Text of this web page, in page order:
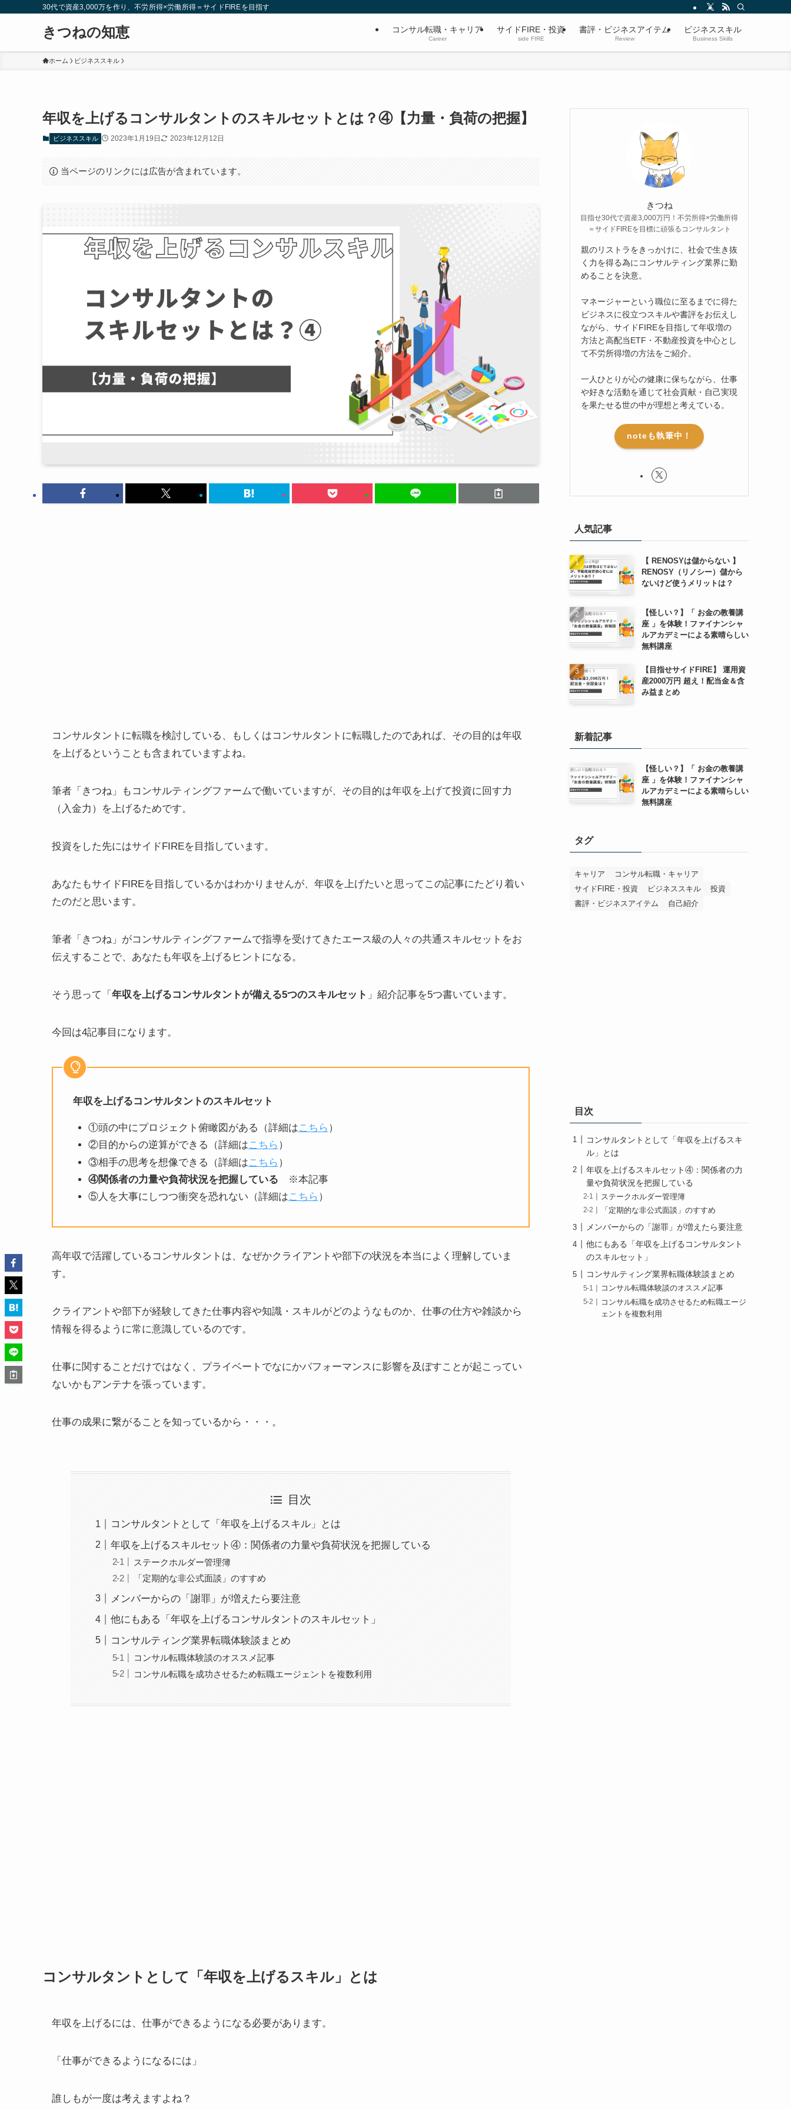
30代で資産3,000万を作り、不労所得×労働所得＝サイドFIREを目指す
きつねの知恵 コンサル転職・キャリア
Career
サイドFIRE・投資
side FIRE
書評・ビジネスアイテム
Review
ビジネススキル
Business Skills
ホーム ビジネススキル
年収を上げるコンサルタントのスキルセットとは？④【力量・負荷の把握】
ビジネススキル 2023年1月19日 2023年12月12日
当ページのリンクには広告が含まれています。
コンサルタントに転職を検討している、もしくはコンサルタントに転職したのであれば、その目的は年収
を上げるということも含まれていますよね。
筆者「きつね」もコンサルティングファームで働いていますが、その目的は年収を上げて投資に回す力
（入金力）を上げるためです。
投資をした先にはサイドFIREを目指しています。
あなたもサイドFIREを目指しているかはわかりませんが、年収を上げたいと思ってこの記事にたどり着い
たのだと思います。
筆者「きつね」がコンサルティングファームで指導を受けてきたエース級の人々の共通スキルセットをお
伝えすることで、あなたも年収を上げるヒントになる。
そう思って「 年収を上げるコンサルタントが備える5つのスキルセット 」紹介記事を5つ書いています。
今回は4記事目になります。
年収を上げるコンサルタントのスキルセット
①頭の中にプロジェクト俯瞰図がある（詳細はこちら ）
②目的からの逆算ができる（詳細はこちら ）
③相手の思考を想像できる（詳細はこちら ）
④関係者の力量や負荷状況を把握している ※本記事
⑤人を大事にしつつ衝突を恐れない（詳細はこちら ）
高年収で活躍しているコンサルタントは、なぜかクライアントや部下の状況を本当によく理解していま
す。
クライアントや部下が経験してきた仕事内容や知識・スキルがどのようなものか、仕事の仕方や雑談から
情報を得るように常に意識しているのです。
仕事に関することだけではなく、プライベートでなにかパフォーマンスに影響を及ぼすことが起こってい
ないかもアンテナを張っています。
仕事の成果に繋がることを知っているから・・・。
目次
コンサルタントとして「年収を上げるスキル」とは
年収を上げるスキルセット④：関係者の力量や負荷状況を把握している
ステークホルダー管理簿
「定期的な非公式面談」のすすめ
メンバーからの「謝罪」が増えたら要注意
他にもある「年収を上げるコンサルタントのスキルセット」
コンサルティング業界転職体験談まとめ
コンサル転職体験談のオススメ記事
コンサル転職を成功させるため転職エージェントを複数利用
コンサルタントとして「年収を上げるスキル」とは
年収を上げるには、仕事ができるようになる必要があります。
「仕事ができるようになるには」
誰しもが一度は考えますよね？
きつね
目指せ30代で資産3,000万円！不労所得×労働所得
＝サイドFIREを目標に頑張るコンサルタント
親のリストラをきっかけに、社会で生き抜
く力を得る為にコンサルティング業界に勤
めることを決意。
マネージャーという職位に至るまでに得た
ビジネスに役立つスキルや書評をお伝えし
ながら、サイドFIREを目指して年収増の
方法と高配当ETF・不動産投資を中心とし
て不労所得増の方法をご紹介。
一人ひとりが心の健康に保ちながら、仕事
や好きな活動を通じて社会貢献・自己実現
を果たせる世の中が理想と考えている。
noteも執筆中！
人気記事
【 RENOSYは儲からない 】
RENOSY（リノシー）儲から
ないけど使うメリットは？
【怪しい？】「 お金の教養講
座 」を体験！ファイナンシャ
ルアカデミーによる素晴らしい
無料講座
【目指せサイドFIRE】 運用資
産2000万円 超え！配当金＆含
み益まとめ
新着記事
【怪しい？】「 お金の教養講
座 」を体験！ファイナンシャ
ルアカデミーによる素晴らしい
無料講座
タグ
キャリア
コンサル転職・キャリア
サイドFIRE・投資
ビジネススキル
投資
書評・ビジネスアイテム
自己紹介
目次
コンサルタントとして「年収を上げるスキ
ル」とは
年収を上げるスキルセット④：関係者の力
量や負荷状況を把握している
ステークホルダー管理簿
「定期的な非公式面談」のすすめ
メンバーからの「謝罪」が増えたら要注意
他にもある「年収を上げるコンサルタント
のスキルセット」
コンサルティング業界転職体験談まとめ
コンサル転職体験談のオススメ記事
コンサル転職を成功させるため転職エージ
ェントを複数利用